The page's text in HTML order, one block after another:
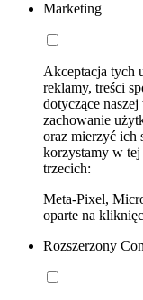
Marketing
Akceptacja tych
reklamy, treści
dotyczące
zachowanie
oraz mierzyć ich
korzystamy w tej
trzecich:
Meta-Pixel,
oparte na
Rozszerzony